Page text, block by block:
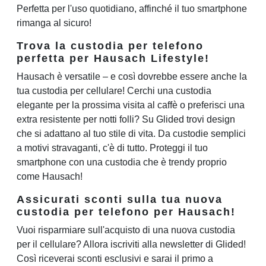
Perfetta per l'uso quotidiano, affinché il tuo smartphone
rimanga al sicuro!
Trova la custodia per telefono
perfetta per Hausach Lifestyle!
Hausach è versatile – e così dovrebbe essere anche la
tua custodia per cellulare! Cerchi una custodia
elegante per la prossima visita al caffè o preferisci una
extra resistente per notti folli? Su Glided trovi design
che si adattano al tuo stile di vita. Da custodie semplici
a motivi stravaganti, c'è di tutto. Proteggi il tuo
smartphone con una custodia che è trendy proprio
come Hausach!
Assicurati sconti sulla tua nuova
custodia per telefono per Hausach!
Vuoi risparmiare sull'acquisto di una nuova custodia
per il cellulare? Allora iscriviti alla newsletter di Glided!
Così riceverai sconti esclusivi e sarai il primo a